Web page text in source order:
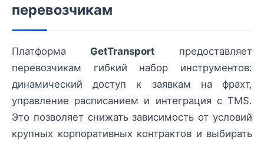
перевозчикам
Платформа GetTransport предоставляет
перевозчикам гибкий набор инструментов:
динамический доступ к заявкам на фрахт,
управление расписанием и интеграция с TMS.
Это позволяет снижать зависимость от условий
крупных корпоративных контрактов и выбирать